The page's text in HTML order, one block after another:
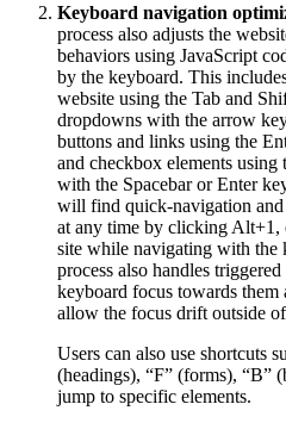
Keyboard navigation
process also adjusts the
behaviors using JavaScript
by the keyboard. This
website using the Tab and
dropdowns with the arrow
buttons and links using the
and checkbox elements
with the Spacebar or Enter
will find quick-navigation and
at any time by clicking Alt+1,
site while navigating with the
process also handles
keyboard focus towards them
allow the focus drift outside
Users can also use shortcuts
(headings), “F” (forms), “B”
jump to specific elements.